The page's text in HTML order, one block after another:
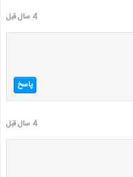
4 سال قبل
پاسخ
4 سال قبل